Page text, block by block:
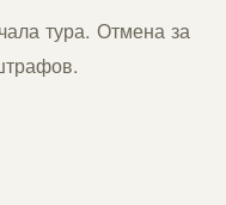
тура. Отмена за